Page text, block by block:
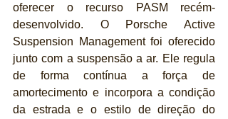
oferecer o recurso PASM recém-
desenvolvido. O Porsche Active
Suspension Management foi oferecido
junto com a suspensão a ar. Ele regula
de forma contínua a força de
amortecimento e incorpora a condição
da estrada e o estilo de direção do